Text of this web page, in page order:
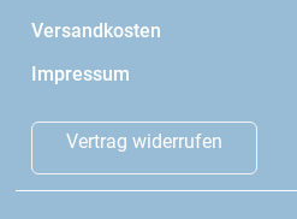
Versandkosten
Impressum
Vertrag widerrufen